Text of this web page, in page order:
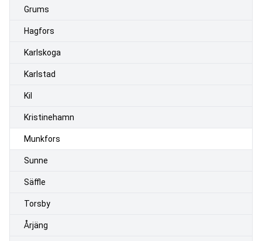
Grums
Hagfors
Karlskoga
Karlstad
Kil
Kristinehamn
Munkfors
Sunne
Säffle
Torsby
Årjäng